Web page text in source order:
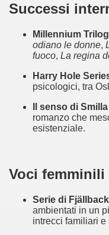
Successi
Millennium
odiano le donne,
fuoco, La regina
Harry Hole
psicologici, tra
Il senso di
romanzo che
esistenziale.
Voci femminili
Serie di
ambientati in un
intrecci familiari e